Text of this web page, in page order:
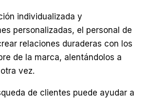
individualizada y
personalizadas, el personal de
relaciones duraderas con los
de la marca, alentándolos a
vez.
de clientes puede ayudar a